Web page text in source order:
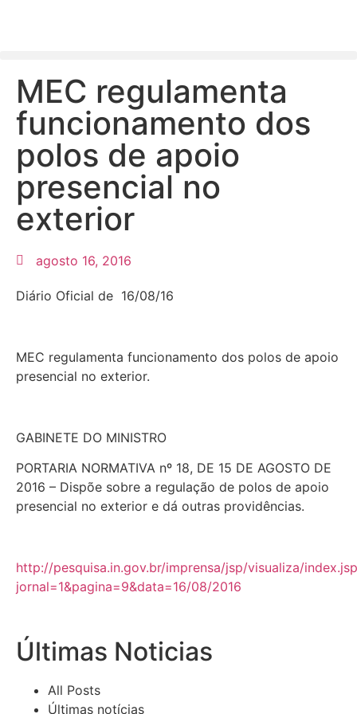
MEC regulamenta
funcionamento dos
polos de apoio
presencial no
exterior
agosto 16, 2016
Diário Oficial de 16/08/16
MEC regulamenta funcionamento dos polos de apoio
presencial no exterior.
GABINETE DO MINISTRO
PORTARIA NORMATIVA nº 18, DE 15 DE AGOSTO DE
2016 – Dispõe sobre a regulação de polos de apoio
presencial no exterior e dá outras providências.
http://pesquisa.in.gov.br/imprensa/jsp/visualiza/
jornal=1&pagina=9&data=16/08/2016
Últimas Noticias
All Posts
Últimas notícias